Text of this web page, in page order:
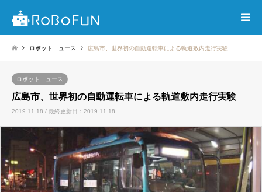
ロボットニュース 広島市、世界初の自動運転車による軌道敷内走行実験
ロボットニュース
広島市、世界初の自動運転車による軌道敷内走行実験
2019.11.18 / 最終更新日：2019.11.18